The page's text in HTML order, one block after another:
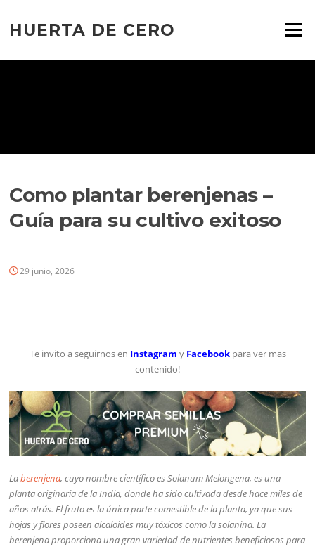
contenido
HUERTA DE CERO Menú
Como plantar berenjenas –
Guía para su cultivo exitoso
29 junio, 2026
Te invito a seguirnos en Instagram y Facebook para ver mas
contenido!
Laberenjena, cuyo nombre científico es Solanum Melongena, es una
planta originaria de la India, donde ha sido cultivada desde hace miles de
años atrás. El fruto es la única parte comestible de la planta, ya que sus
hojas y flores poseen alcaloides muy tóxicos como la solanina. La
berenjena proporciona una gran variedad de nutrientes beneficiosos para